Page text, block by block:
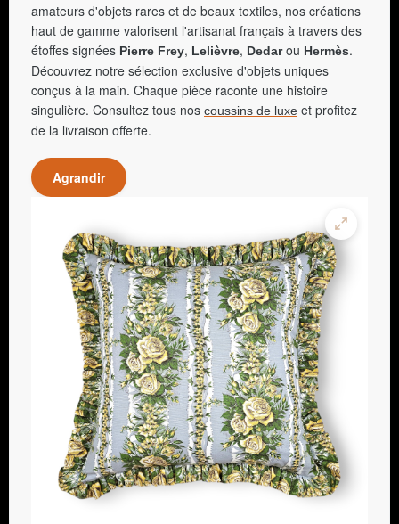
amateurs d'objets rares et de beaux textiles, nos créations
haut de gamme valorisent l'artisanat français à travers des
étoffes signées Pierre Frey, Lelièvre, Dedarou Hermès.
Découvrez notre sélection exclusive d'objets uniques
conçus à la main. Chaque pièce raconte une histoire
singulière. Consultez tous nos coussins de luxe et profitez
de la livraison offerte.
Agrandir